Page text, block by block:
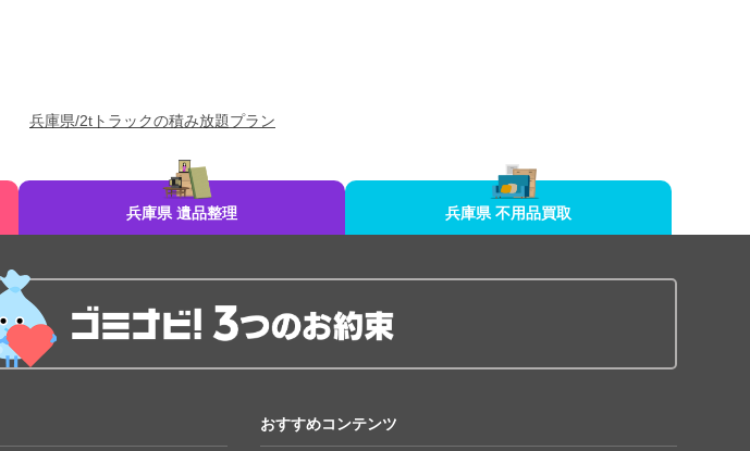
兵庫県/2tトラックの積み放題プラン
兵庫県 遺品整理 兵庫県 不用品買取
おすすめコンテンツ